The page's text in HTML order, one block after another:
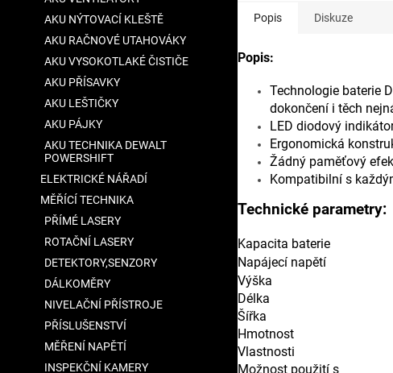
AKU NÝTOVACÍ KLEŠTĚ
AKU RAČNOVÉ UTAHOVÁKY
AKU VYSOKOTLAKÉ ČISTIČE
AKU PŘÍSAVKY
AKU LEŠTIČKY
AKU PÁJKY
AKU TECHNIKA DEWALT
POWERSHIFT
ELEKTRICKÉ NÁŘADÍ
MĚŘÍCÍ TECHNIKA
PŘÍMÉ LASERY
ROTAČNÍ LASERY
DETEKTORY,SENZORY
DÁLKOMĚRY
NIVELAČNÍ PŘÍSTROJE
PŘÍSLUŠENSTVÍ
MĚŘENÍ NAPĚTÍ
INSPEKČNÍ KAMERY
Popis Diskuze
Popis:
Technologie baterie D
dokončení i těch
LED diodový
Ergonomická
Žádný paměťový
Kompatibilní s
Technické parametry:
Kapacita baterie
Napájecí napětí
Výška
Délka
Šířka
Hmotnost
Vlastnosti
Možnost použití s